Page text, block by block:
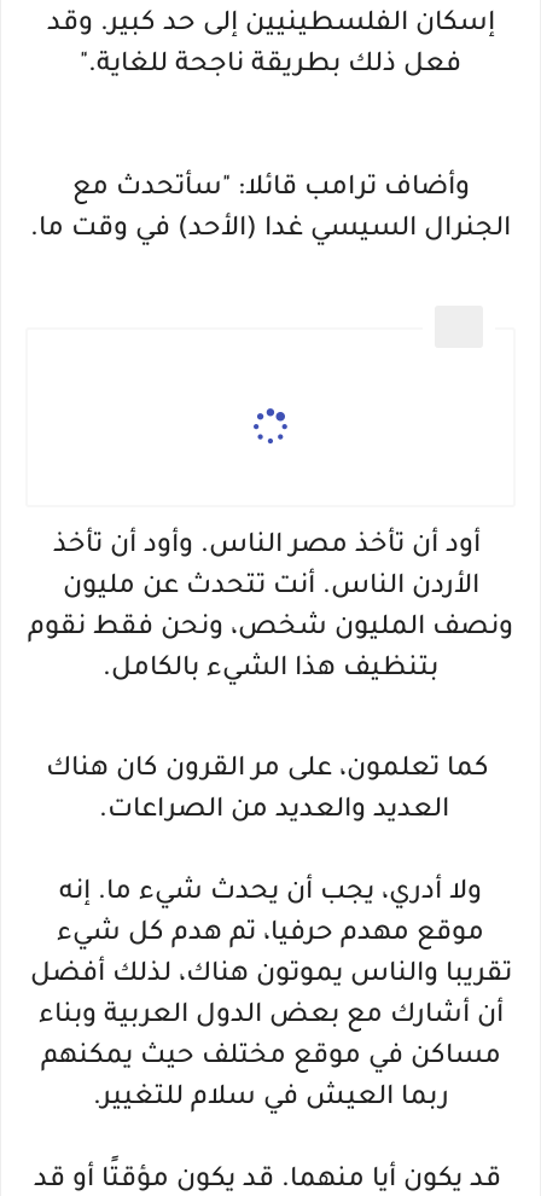
إسكان الفلسطينيين إلى حد كبير. وقد
فعل ذلك بطريقة ناجحة للغاية."
وأضاف ترامب قائلا: "سأتحدث مع
الجنرال السيسي غدا (الأحد) في وقت ما.
أود أن تأخذ مصر الناس. وأود أن تأخذ
الأردن الناس. أنت تتحدث عن مليون
ونصف المليون شخص، ونحن فقط نقوم
بتنظيف هذا الشيء بالكامل.
كما تعلمون، على مر القرون كان هناك
العديد والعديد من الصراعات.
ولا أدري، يجب أن يحدث شيء ما. إنه
موقع مهدم حرفيا، تم هدم كل شيء
تقريبا والناس يموتون هناك، لذلك أفضل
أن أشارك مع بعض الدول العربية وبناء
مساكن في موقع مختلف حيث يمكنهم
ربما العيش في سلام للتغيير.
قد يكون أيا منهما. قد يكون مؤقتًا أو قد